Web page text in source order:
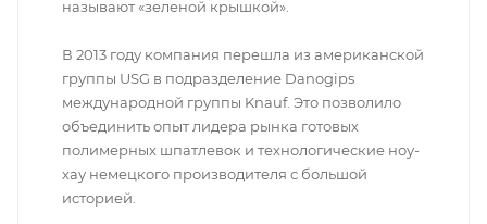
называют «зеленой крышкой».
В 2013 году компания перешла из американской
группы USG в подразделение Danogips
международной группы Knauf. Это позволило
объединить опыт лидера рынка готовых
полимерных шпатлевок и технологические ноу-
хау немецкого производителя с большой
историей.